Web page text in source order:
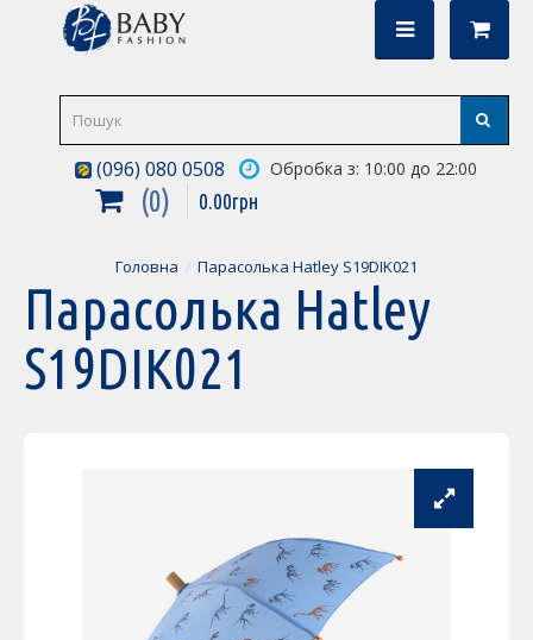
(096) 080 0508 Обробка з: 10:00 до 22:00
0 0.00грн
Головна Парасолька Hatley S19DIK021
Парасолька Hatley
S19DIK021